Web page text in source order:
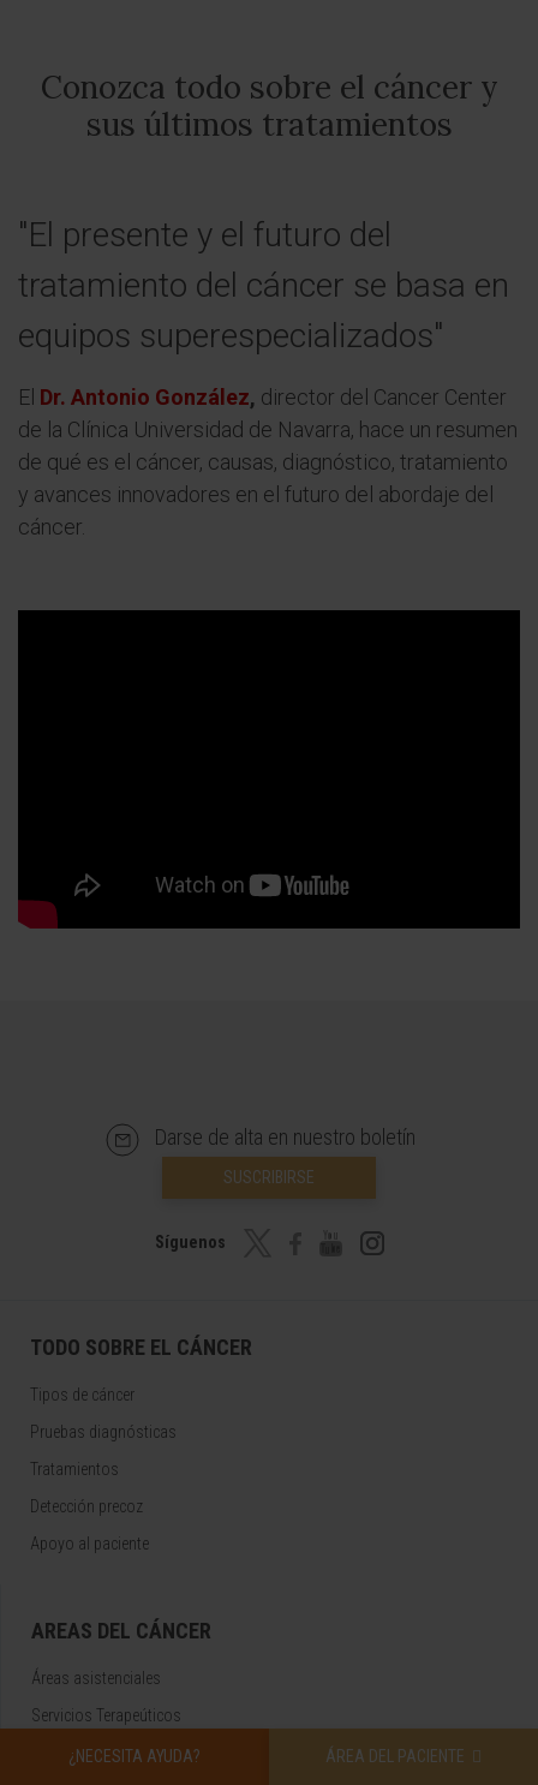
Conozca todo sobre el cáncer y
sus últimos tratamientos
"El presente y el futuro del
tratamiento del cáncer se basa en
equipos superespecializados"
El Dr. Antonio González, director del Cancer Center
de la Clínica Universidad de Navarra, hace un resumen
de qué es el cáncer, causas, diagnóstico, tratamiento
y avances innovadores en el futuro del abordaje del
cáncer.
¿NECESITA AYUDA? ÁREA DEL PACIENTE
Darse de alta en nuestro boletín
SUSCRIBIRSE
Síguenos
TODO SOBRE EL CÁNCER
Tipos de cáncer
Pruebas diagnósticas
Tratamientos
Detección precoz
Apoyo al paciente
AREAS DEL CÁNCER
Áreas asistenciales
Servicios Terapeúticos
Servicios Diagnósticos